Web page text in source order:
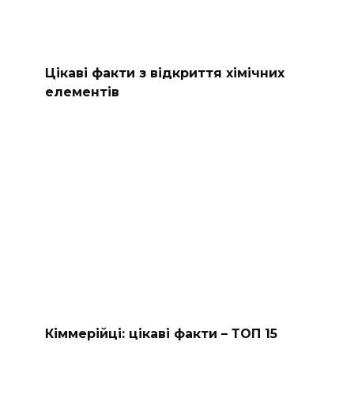
Цікаві факти з відкриття хімічних
елементів
Кіммерійці: цікаві факти – ТОП 15